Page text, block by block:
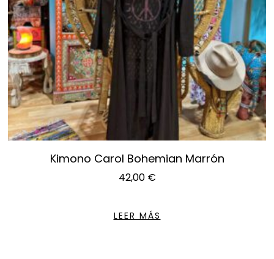
Kimono Carol Bohemian Marrón
42,00 €
LEER MÁS